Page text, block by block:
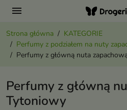
menu
Strona główna
KATEGORIE
Perfumy z podziałem na nuty
Perfumy z główną nuta
Perfumy z główną
Tytoniowy